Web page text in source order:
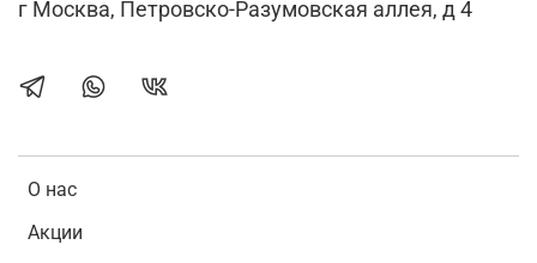
О нас
Акции
г Москва, Петровско-Разумовская аллея, д 4